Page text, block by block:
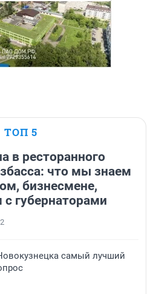
ТОП 5
в ресторанного
что мы знаем
бизнесмене,
губернаторами
самый лучший